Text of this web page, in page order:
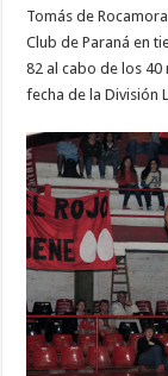
Tomás de
Club de Paraná en
82 al cabo de los
fecha de la División